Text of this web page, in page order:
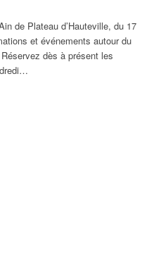
de Plateau d’Hauteville, du 17
et événements autour du
dès à présent les